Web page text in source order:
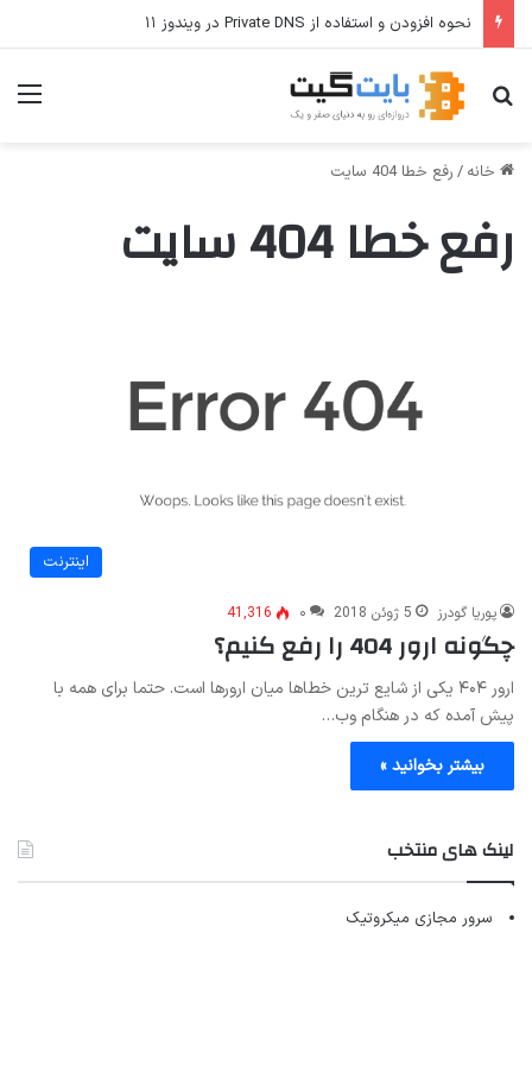
نحوه افزودن و استفاده از Private DNS در ویندوز ۱۱
جستجو برای
خانه / رفع خطا 404 سایت
رفع خطا 404 سایت
اینترنت
پوریا گودرز 5 ژوئن 2018 ۰ 41,316
چگونه ارور 404 را رفع کنیم؟
ارور ۴۰۴ یکی از شایع ترین خطاها میان ارورها است. حتما برای همه با
پیش آمده که در هنگام وب…
بیشتر بخوانید »
لینک های منتخب
سرور مجازی میکروتیک